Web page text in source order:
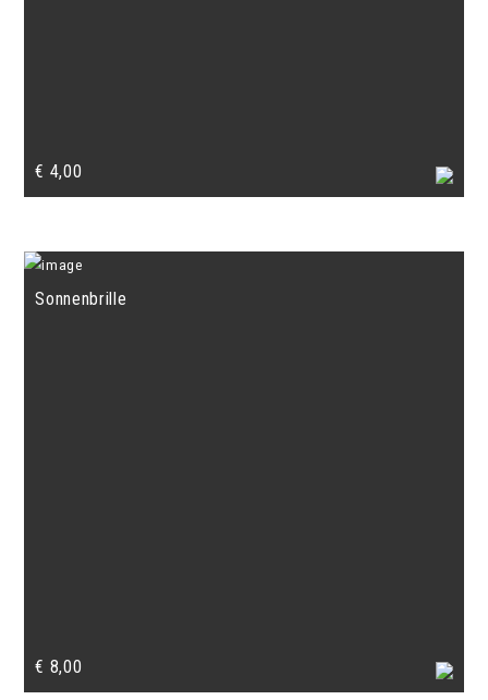
€ 4,00
Sonnenbrille
€ 8,00